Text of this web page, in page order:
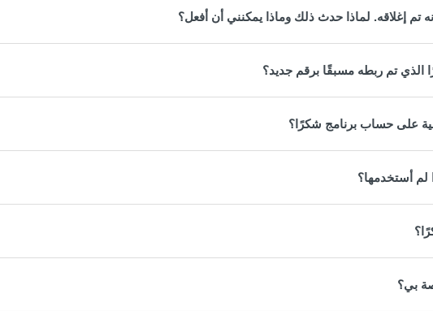
إغلاقه. لماذا حدث ذلك وماذا يمكنني أن أفعل؟
تم ربطه مسبقًا برقم جديد؟
على حساب برنامج شكرًا؟
أستخدمها؟
بي؟